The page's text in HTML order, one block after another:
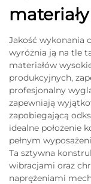
Jakość wykonania
wyróżnia ją na tle
materiałów
produkcyjnych,
profesjonalny
zapewniają
zapobiegającą
idealne położenie
pełnym
Ta sztywna
wibracjami oraz
naprężeniami